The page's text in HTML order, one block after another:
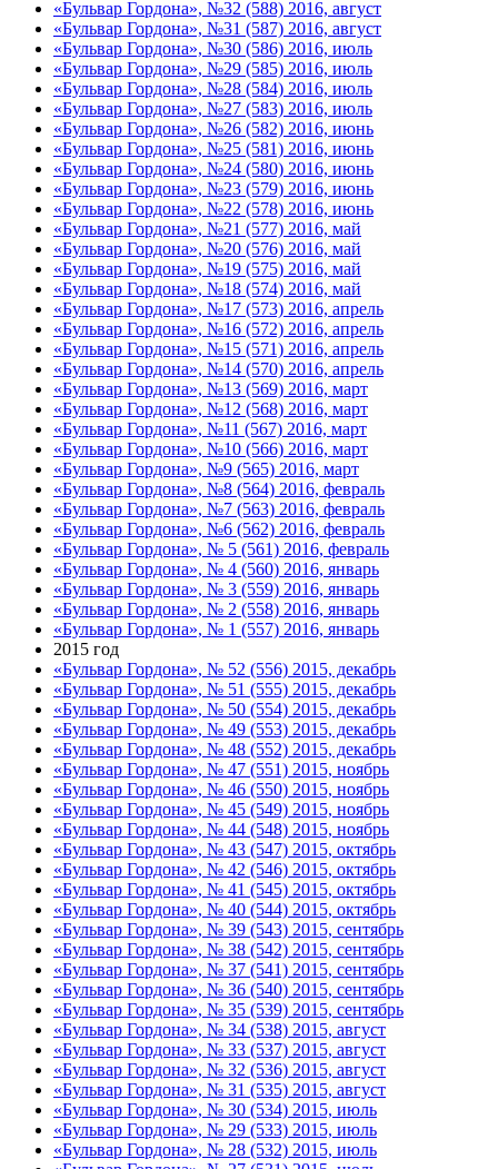
«Бульвар Гордона», №32 (588) 2016, август
«Бульвар Гордона», №31 (587) 2016, август
«Бульвар Гордона», №30 (586) 2016, июль
«Бульвар Гордона», №29 (585) 2016, июль
«Бульвар Гордона», №28 (584) 2016, июль
«Бульвар Гордона», №27 (583) 2016, июль
«Бульвар Гордона», №26 (582) 2016, июнь
«Бульвар Гордона», №25 (581) 2016, июнь
«Бульвар Гордона», №24 (580) 2016, июнь
«Бульвар Гордона», №23 (579) 2016, июнь
«Бульвар Гордона», №22 (578) 2016, июнь
«Бульвар Гордона», №21 (577) 2016, май
«Бульвар Гордона», №20 (576) 2016, май
«Бульвар Гордона», №19 (575) 2016, май
«Бульвар Гордона», №18 (574) 2016, май
«Бульвар Гордона», №17 (573) 2016, апрель
«Бульвар Гордона», №16 (572) 2016, апрель
«Бульвар Гордона», №15 (571) 2016, апрель
«Бульвар Гордона», №14 (570) 2016, апрель
«Бульвар Гордона», №13 (569) 2016, март
«Бульвар Гордона», №12 (568) 2016, март
«Бульвар Гордона», №11 (567) 2016, март
«Бульвар Гордона», №10 (566) 2016, март
«Бульвар Гордона», №9 (565) 2016, март
«Бульвар Гордона», №8 (564) 2016, февраль
«Бульвар Гордона», №7 (563) 2016, февраль
«Бульвар Гордона», №6 (562) 2016, февраль
«Бульвар Гордона», № 5 (561) 2016, февраль
«Бульвар Гордона», № 4 (560) 2016, январь
«Бульвар Гордона», № 3 (559) 2016, январь
«Бульвар Гордона», № 2 (558) 2016, январь
«Бульвар Гордона», № 1 (557) 2016, январь
2015 год
«Бульвар Гордона», № 52 (556) 2015, декабрь
«Бульвар Гордона», № 51 (555) 2015, декабрь
«Бульвар Гордона», № 50 (554) 2015, декабрь
«Бульвар Гордона», № 49 (553) 2015, декабрь
«Бульвар Гордона», № 48 (552) 2015, декабрь
«Бульвар Гордона», № 47 (551) 2015, ноябрь
«Бульвар Гордона», № 46 (550) 2015, ноябрь
«Бульвар Гордона», № 45 (549) 2015, ноябрь
«Бульвар Гордона», № 44 (548) 2015, ноябрь
«Бульвар Гордона», № 43 (547) 2015, октябрь
«Бульвар Гордона», № 42 (546) 2015, октябрь
«Бульвар Гордона», № 41 (545) 2015, октябрь
«Бульвар Гордона», № 40 (544) 2015, октябрь
«Бульвар Гордона», № 39 (543) 2015, сентябрь
«Бульвар Гордона», № 38 (542) 2015, сентябрь
«Бульвар Гордона», № 37 (541) 2015, сентябрь
«Бульвар Гордона», № 36 (540) 2015, сентябрь
«Бульвар Гордона», № 35 (539) 2015, сентябрь
«Бульвар Гордона», № 34 (538) 2015, август
«Бульвар Гордона», № 33 (537) 2015, август
«Бульвар Гордона», № 32 (536) 2015, август
«Бульвар Гордона», № 31 (535) 2015, август
«Бульвар Гордона», № 30 (534) 2015, июль
«Бульвар Гордона», № 29 (533) 2015, июль
«Бульвар Гордона», № 28 (532) 2015, июль